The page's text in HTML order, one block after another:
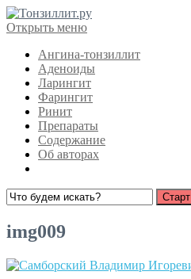
Открыть меню
Ангина-тонзиллит
Аденоиды
Ларингит
Фарингит
Ринит
Препараты
Содержание
Об авторах
img009